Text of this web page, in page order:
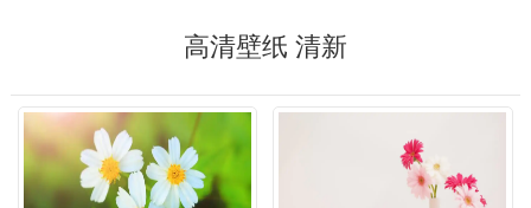
高清壁纸 清新